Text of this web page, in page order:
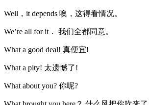
Well，it depends 噢，这得看情况。
We’re all for it． 我们全都同意。
What a good deal! 真便宜!
What a pity! 太遗憾了!
What about you? 你呢?